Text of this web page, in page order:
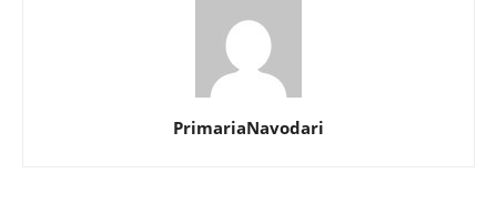
PrimariaNavodari